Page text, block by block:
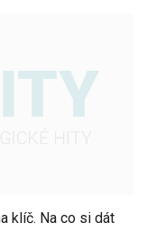
klíč. Na co si dát